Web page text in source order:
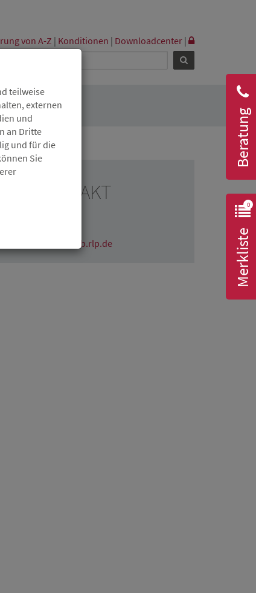
von A-Z | Konditionen | Downloadcenter |
Beratung
0
Merkliste
teilweise
externen
und
an Dritte
und für die
Sie